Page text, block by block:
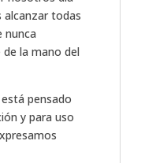
alcanzar todas
nunca
la mano del
pensado
y para uso